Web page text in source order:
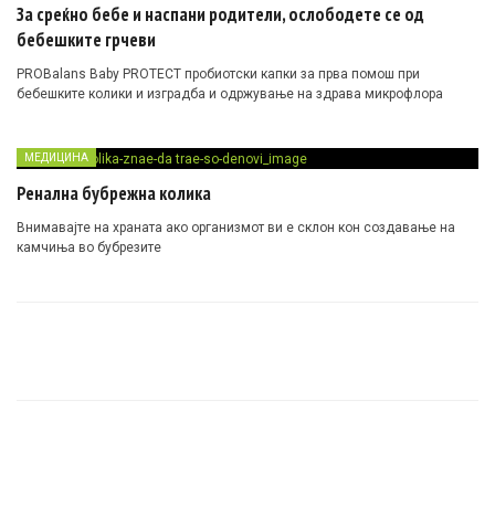
За среќно бебе и наспани родители, ослободете се од
бебешките грчеви
PROBalans Baby PROTECT пробиотски капки за прва помош при
бебешките колики и изградба и одржување на здрава микрофлора
МЕДИЦИНА
Ренална бубрежна колика
Внимавајте на храната ако организмот ви е склон кон создавање на
камчиња во бубрезите